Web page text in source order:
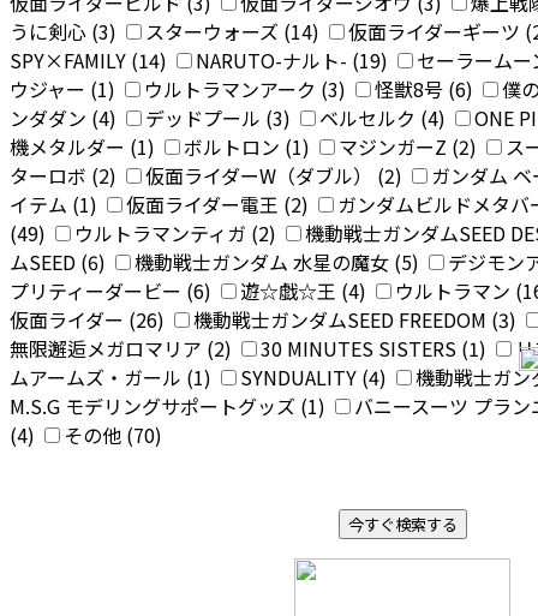
うに剣心 (3)
スターウォーズ (14)
仮面ライダーギーツ
SPY×FAMILY (14)
NARUTO-ナルト- (19)
セーラーム
ウジャー (1)
ウルトラマンアーク (3) 怪獣8号 (6)
僕
ンダダン (4)
デッドプール (3) ベルセルク (4)
ONE
機メタルダー (1)
ボルトロン (1) マジンガーZ (2)
ス
ターロボ (2)
仮面ライダーW（ダブル） (2)
ガンダム
イテム (1)
仮面ライダー電王 (2)
ガンダムビルドメタ
(49)
ウルトラマンティガ (2)
機動戦士ガンダムSEED
ムSEED (6)
機動戦士ガンダム 水星の魔女 (5)
デジモン
プリティーダービー (6)
遊☆戯☆王 (4)
ウルトラマン
仮面ライダー (26)
機動戦士ガンダムSEED FREEDOM (3)
無限邂逅メガロマリア (2)
30 MINUTES SISTERS (1)
ムアームズ・ガール (1)
SYNDUALITY (4)
機動戦士ガ
M.S.G モデリングサポートグッズ (1)
バニースーツ プラ
(4)
その他 (70)